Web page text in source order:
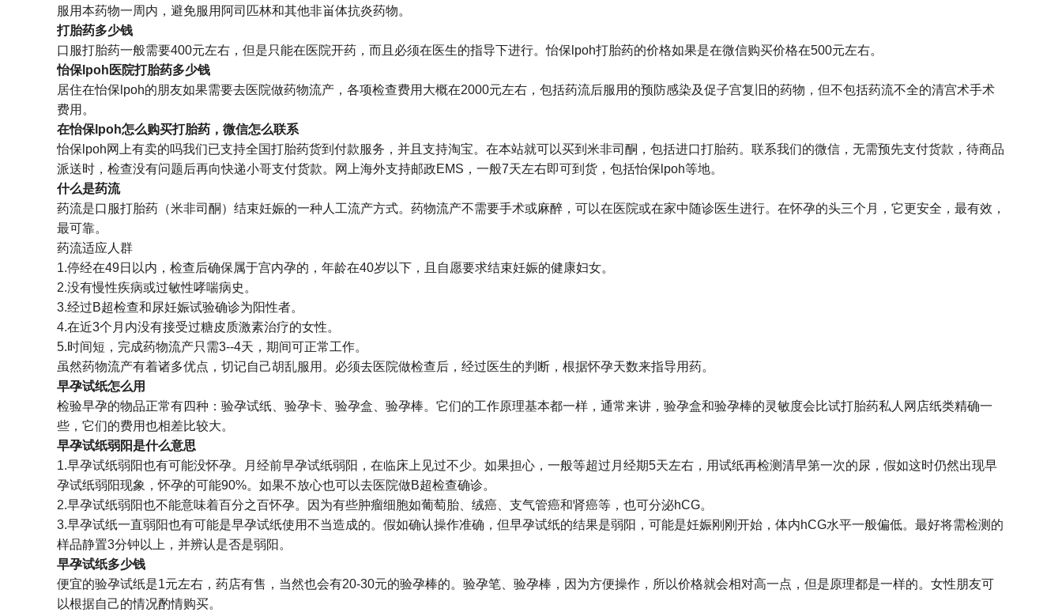
服用本药物一周内，避免服用阿司匹林和其他非畄体抗炎药物。
打胎药多少钱
口服打胎药一般需要400元左右，但是只能在医院开药，而且必须在医生的指导下进行。怡保lpoh打胎药的价格如果是在微信购买价格在500元左右。
怡保lpoh医院打胎药多少钱
居住在怡保lpoh的朋友如果需要去医院做药物流产，各项检查费用大概在2000元左右，包括药流后服用的预防感染及促子宫复旧的药物，但不包括药流不全的清宫术手术
费用。
在怡保lpoh怎么购买打胎药，微信怎么联系
怡保lpoh网上有卖的吗我们已支持全国打胎药货到付款服务，并且支持淘宝。在本站就可以买到米非司酮，包括进口打胎药。联系我们的微信，无需预先支付货款，待商品
派送时，检查没有问题后再向快递小哥支付货款。网上海外支持邮政EMS，一般7天左右即可到货，包括怡保lpoh等地。
什么是药流
药流是口服打胎药（米非司酮）结束妊娠的一种人工流产方式。药物流产不需要手术或麻醉，可以在医院或在家中随诊医生进行。在怀孕的头三个月，它更安全，最有效，
最可靠。
药流适应人群
1.停经在49日以内，检查后确保属于宫内孕的，年龄在40岁以下，且自愿要求结束妊娠的健康妇女。
2.没有慢性疾病或过敏性哮喘病史。
3.经过B超检查和尿妊娠试验确诊为阳性者。
4.在近3个月内没有接受过糖皮质激素治疗的女性。
5.时间短，完成药物流产只需3--4天，期间可正常工作。
虽然药物流产有着诸多优点，切记自己胡乱服用。必须去医院做检查后，经过医生的判断，根据怀孕天数来指导用药。
早孕试纸怎么用
检验早孕的物品正常有四种：验孕试纸、验孕卡、验孕盒、验孕棒。它们的工作原理基本都一样，通常来讲，验孕盒和验孕棒的灵敏度会比试打胎药私人网店纸类精确一
些，它们的费用也相差比较大。
早孕试纸弱阳是什么意思
1.早孕试纸弱阳也有可能没怀孕。月经前早孕试纸弱阳，在临床上见过不少。如果担心，一般等超过月经期5天左右，用试纸再检测清早第一次的尿，假如这时仍然出现早
孕试纸弱阳现象，怀孕的可能90%。如果不放心也可以去医院做B超检查确诊。
2.早孕试纸弱阳也不能意味着百分之百怀孕。因为有些肿瘤细胞如葡萄胎、绒癌、支气管癌和肾癌等，也可分泌hCG。
3.早孕试纸一直弱阳也有可能是早孕试纸使用不当造成的。假如确认操作准确，但早孕试纸的结果是弱阳，可能是妊娠刚刚开始，体内hCG水平一般偏低。最好将需检测的
样品静置3分钟以上，并辨认是否是弱阳。
早孕试纸多少钱
便宜的验孕试纸是1元左右，药店有售，当然也会有20-30元的验孕棒的。验孕笔、验孕棒，因为方便操作，所以价格就会相对高一点，但是原理都是一样的。女性朋友可
以根据自己的情况酌情购买。